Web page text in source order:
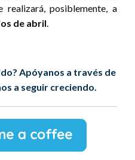
realizará, posiblemente, a
de abril.
Apóyanos a través de
a seguir creciendo.